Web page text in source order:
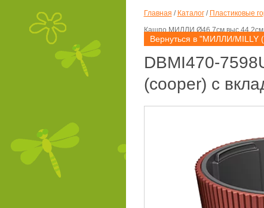
Главная / Каталог/ Пластиковые
Кашпо МИЛЛИ Ø46,7см выс.44,2см
Вернуться в "МИЛЛИ/MILLY
DBMI470-
(cooper) с